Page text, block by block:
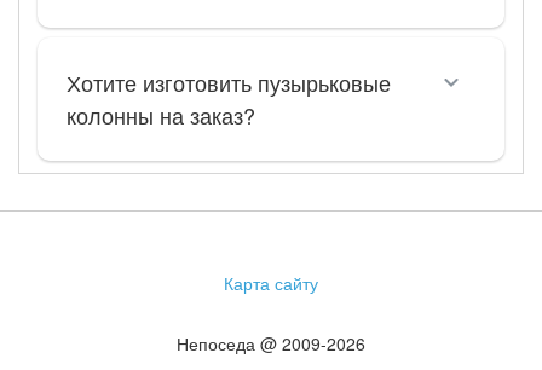
Хотите изготовить пузырьковые
колонны на заказ?
Карта сайту
Непоседа @ 2009-2026